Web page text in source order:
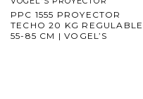
PPC 1555 PROYECTOR
TECHO 20 KG REGULABLE
55-85 CM | VOGEL’S